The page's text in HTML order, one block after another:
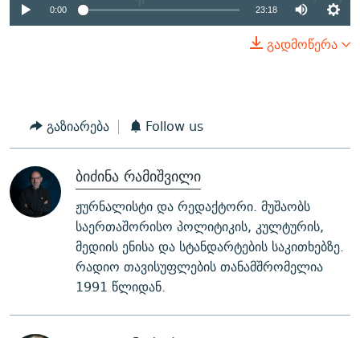
0:00 23:18
გადმოწერა
გაზიარება Follow us
ბიძინა რამიშვილი
ჟურნალისტი და რედაქტორი. მუშაობს
საერთაშორისო პოლიტიკის, კულტურის,
მედიის ენისა და სტანდარტების საკითხებზე.
რადიო თავისუფლების თანამშრომელია
1991 წლიდან.